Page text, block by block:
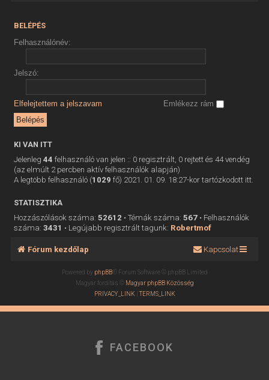
BELÉPÉS
Felhasználónév:
Jelszó:
Elfelejtettem a jelszavam Emlékezz rám
KI VAN ITT
Jelenleg 44 felhasználó van jelen :: 0 regisztrált, 0 rejtett és 44 vendég
(az elmúlt 2 percben aktív felhasználók alapján)
A legtöbb felhasználó (1029 fő) 2021. 01. 09. 18:27-kor tartózkodott itt.
STATISZTIKA
Hozzászólások száma: 52612 • Témák száma: 567• Felhasználók
száma: 3431 • Legújabb regisztrált tagunk: Robertmof
Fórum kezdőlap Kapcsolat
Powered by phpBB® Forum Software © phpBB Limited
Magyar fordítás © Magyar phpBB Közösség
PRIVACY_LINK |TERMS_LINK
FACEBOOK